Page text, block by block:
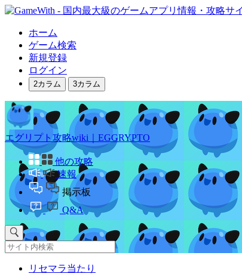
ホーム
ゲーム検索
新規登録
ログイン
2カラム 3カラム
エグリプト攻略wiki｜EGGRYPTO
他の攻略
速報
掲示板
Q&A
リセマラ当たり